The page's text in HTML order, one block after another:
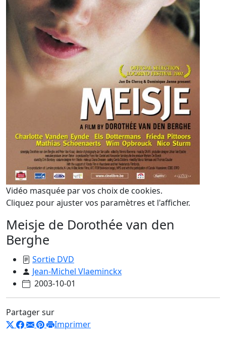
Vidéo masquée par vos choix de cookies.
Cliquez pour ajuster vos paramètres et l'afficher.
Meisje de Dorothée van den
Berghe
Sortie DVD
Jean-Michel Vlaeminckx
2003-10-01
Partager sur
Imprimer